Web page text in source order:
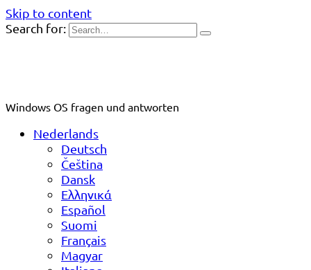
Skip to content
Search for:
Windows OS fragen und antworten
Nederlands
Deutsch
Čeština
Dansk
Ελληνικά
Español
Suomi
Français
Magyar